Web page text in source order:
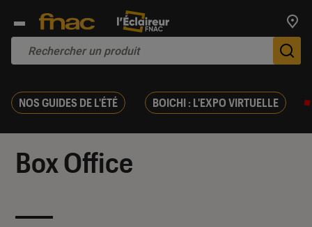
NOS GUIDES DE L'ÉTÉ BOICHI : L'EXPO VIRTUELLE
Box Office